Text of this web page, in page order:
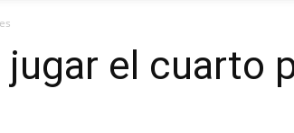
el cuarto